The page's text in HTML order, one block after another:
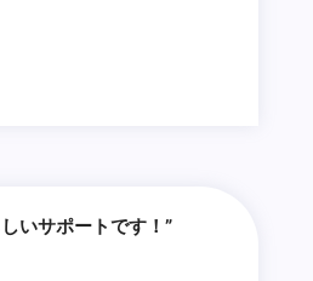
いサポートです！”